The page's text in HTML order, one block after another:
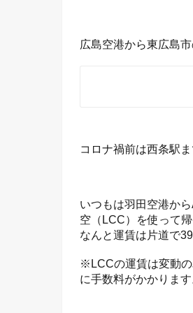
広島空港から東広島
コロナ禍前は西条駅
いつもは羽田空港か
空（LCC）を使って帰
なんと運賃は片道で
※LCCの運賃は変動
に手数料がかかりま